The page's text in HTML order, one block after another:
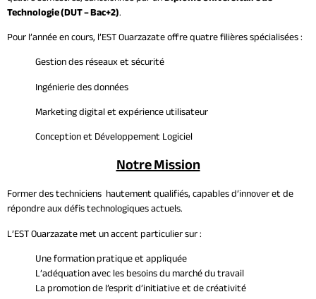
Technologie (DUT – Bac+2).
Pour l’année en cours, l’EST Ouarzazate offre quatre filières spécialisées :
Gestion des réseaux et sécurité
Ingénierie des données
Marketing digital et expérience utilisateur
Conception et Développement Logiciel
Notre Mission
Former des techniciens hautement qualifiés, capables d’innover et de
répondre aux défis technologiques actuels.
L’EST Ouarzazate met un accent particulier sur :
Une formation pratique et appliquée
L’adéquation avec les besoins du marché du travail
La promotion de l’esprit d’initiative et de créativité